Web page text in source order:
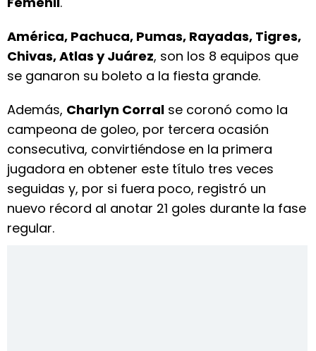
América, Pachuca, Pumas, Rayadas, Tigres,
Chivas, Atlas y Juárez, son los 8 equipos que
se ganaron su boleto a la fiesta grande.
Además, Charlyn Corral se coronó como la
campeona de goleo, por tercera ocasión
consecutiva, convirtiéndose en la primera
jugadora en obtener este título tres veces
seguidas y, por si fuera poco, registró un
nuevo récord al anotar 21 goles durante la fase
regular.